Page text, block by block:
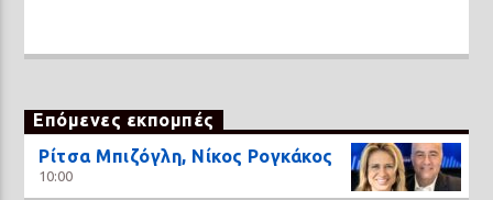
Επόμενες εκπομπές
Ρίτσα Μπιζόγλη, Νίκος Ρογκάκος
10:00